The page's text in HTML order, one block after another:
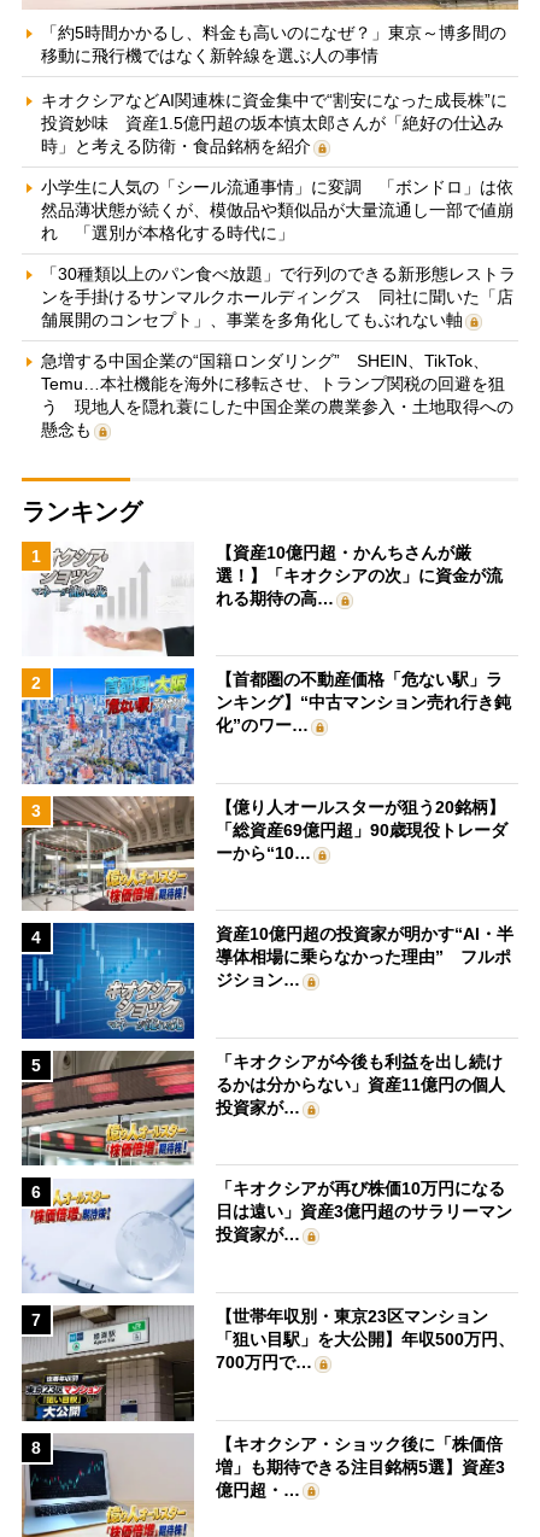
「約5時間かかるし、料金も高いのになぜ？」東京～博多間の
移動に飛行機ではなく新幹線を選ぶ人の事情
キオクシアなどAI関連株に資金集中で“割安になった成長株”に
投資妙味 資産1.5億円超の坂本慎太郎さんが「絶好の仕込み
時」と考える防衛・食品銘柄を紹介
小学生に人気の「シール流通事情」に変調 「ボンドロ」は依
然品薄状態が続くが、模倣品や類似品が大量流通し一部で値崩
れ 「選別が本格化する時代に」
「30種類以上のパン食べ放題」で行列のできる新形態レストラ
ンを手掛けるサンマルクホールディングス 同社に聞いた「店
舗展開のコンセプト」、事業を多角化してもぶれない軸
急増する中国企業の“国籍ロンダリング” SHEIN、TikTok、
Temu…本社機能を海外に移転させ、トランプ関税の回避を狙
う 現地人を隠れ蓑にした中国企業の農業参入・土地取得への
懸念も
ランキング
1
【資産10億円超・かんちさんが厳
選！】「キオクシアの次」に資金が流
れる期待の高…
2
【首都圏の不動産価格「危ない駅」ラ
ンキング】“中古マンション売れ行き鈍
化”のワー…
3
【億り人オールスターが狙う20銘柄】
「総資産69億円超」90歳現役トレーダ
ーから“10…
4
資産10億円超の投資家が明かす“AI・半
導体相場に乗らなかった理由” フルポ
ジション…
5
「キオクシアが今後も利益を出し続け
るかは分からない」資産11億円の個人
投資家が…
6
「キオクシアが再び株価10万円になる
日は遠い」資産3億円超のサラリーマン
投資家が…
7
【世帯年収別・東京23区マンション
「狙い目駅」を大公開】年収500万円、
700万円で…
8
【キオクシア・ショック後に「株価倍
増」も期待できる注目銘柄5選】資産3
億円超・…